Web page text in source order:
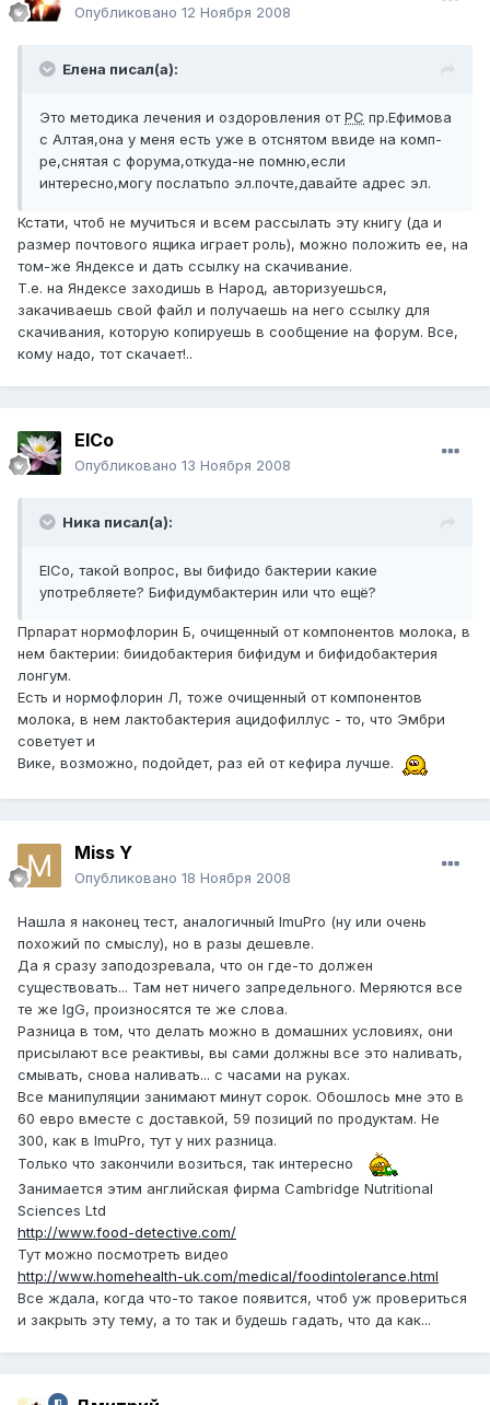
Опубликовано 12 Ноября 2008
Елена писал(а):
Это методика лечения и оздоровления отРС пр.Ефимова
с Алтая,она у меня есть уже в отснятом ввиде на комп-
ре,снятая с форума,откуда-не помню,если
интересно,могу послатьпо эл.почте,давайте адрес эл.
Кстати, чтоб не мучиться и всем рассылать эту книгу (да и
размер почтового ящика играет роль), можно положить ее, на
том-же Яндексе и дать ссылку на скачивание.
Т.е. на Яндексе заходишь в Народ, авторизуешься,
закачиваешь свой файл и получаешь на него ссылку для
скачивания, которую копируешь в сообщение на форум. Все,
кому надо, тот скачает!..
ElCo
Опубликовано 13 Ноября 2008
Ника писал(а):
ElCo, такой вопрос, вы бифидо бактерии какие
употребляете? Бифидумбактерин или что ещё?
Прпарат нормофлорин Б, очищенный от компонентов молока, в
нем бактерии: биидобактерия бифидум и бифидобактерия
лонгум.
Есть и нормофлорин Л, тоже очищенный от компонентов
молока, в нем лактобактерия ацидофиллус - то, что Эмбри
советует и
Вике, возможно, подойдет, раз ей от кефира лучше.
Miss Y
Опубликовано 18 Ноября 2008
Нашла я наконец тест, аналогичный ImuPro (ну или очень
похожий по смыслу), но в разы дешевле.
Да я сразу заподозревала, что он где-то должен
существовать... Там нет ничего запредельного. Меряются все
те же IgG, произносятся те же слова.
Разница в том, что делать можно в домашних условиях, они
присылают все реактивы, вы сами должны все это наливать,
смывать, снова наливать... с часами на руках.
Все манипуляции занимают минут сорок. Обошлось мне это в
60 евро вместе с доставкой, 59 позиций по продуктам. Не
300, как в ImuPro, тут у них разница.
Только что закончили возиться, так интересно
Занимается этим английская фирма Cambridge Nutritional
Sciences Ltd
http://www.food-detective.com/
Тут можно посмотреть видео
http://www.homehealth-uk.com/medical/foodintolerance.html
Все ждала, когда что-то такое появится, чтоб уж провериться
и закрыть эту тему, а то так и будешь гадать, что да как...